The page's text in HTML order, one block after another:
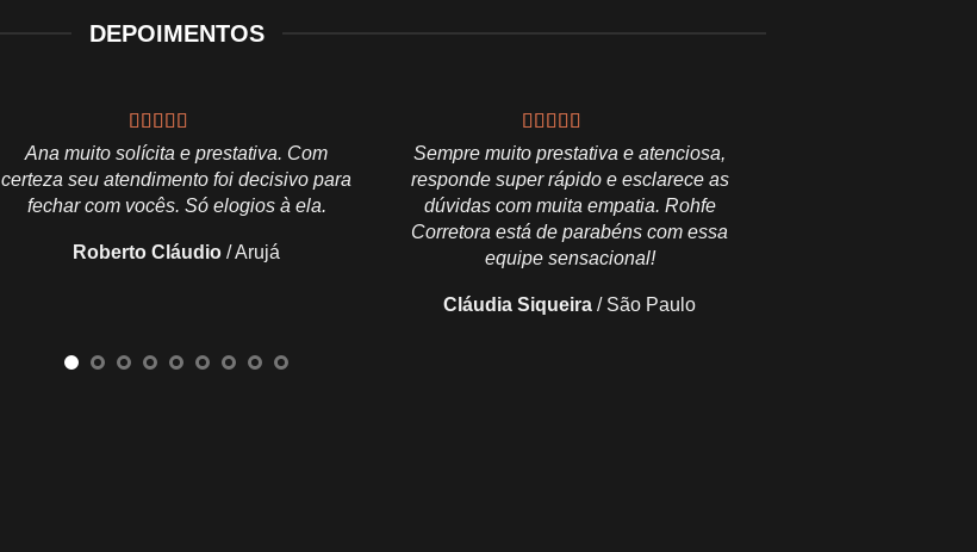
DEPOIMENTOS
Ana muito solícita e prestativa. Com
certeza seu atendimento foi decisivo para
fechar com vocês. Só elogios à ela.
Roberto Cláudio /Arujá
Sempre muito prestativa e atenciosa,
responde super rápido e esclarece as
dúvidas com muita empatia. Rohfe
Corretora está de parabéns com essa
equipe sensacional!
Cláudia Siqueira / São Paulo